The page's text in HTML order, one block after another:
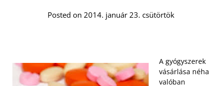
Posted on 2014. január 23. csütörtök
A gyógyszerek
vásárlása néha
valóban